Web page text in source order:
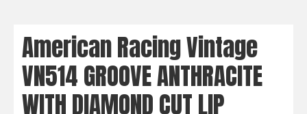
y
estilo
para
tu
American Racing Vintage
VN514 GROOVE ANTHRACITE
WITH DIAMOND CUT LIP